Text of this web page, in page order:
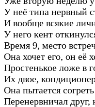
У неё типа нервный
И вообще всякие
У него кент
Время 9, место
Она хочет его, он её
Простенькое ложе в
Их двое,
Она пытается
Перенервничал друг,